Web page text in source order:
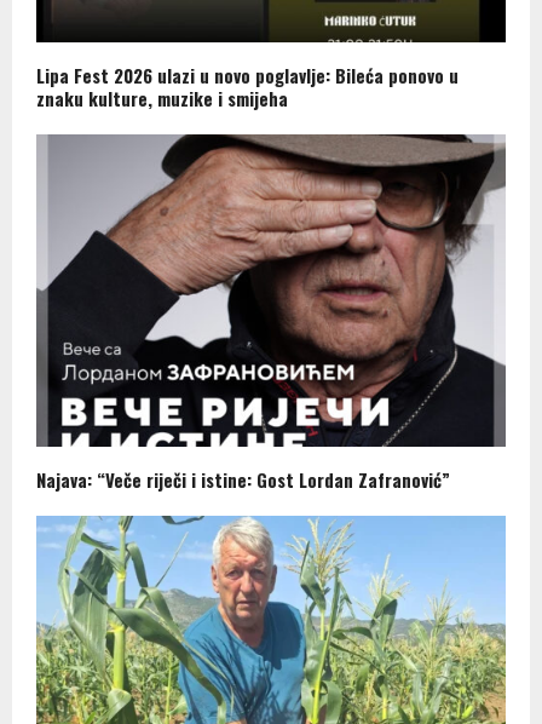
Lipa Fest 2026 ulazi u novo poglavlje: Bileća ponovo u
znaku kulture, muzike i smijeha
Najava: “Veče riječi i istine: Gost Lordan Zafranović”